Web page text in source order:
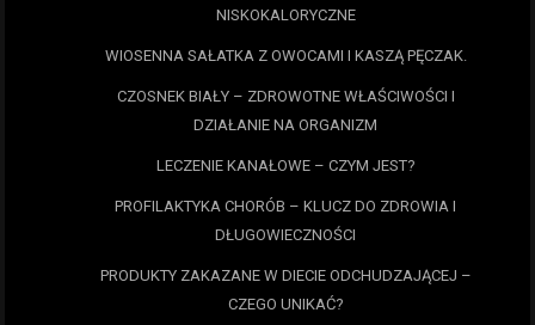
NISKOKALORYCZNE
WIOSENNA SAŁATKA Z OWOCAMI I KASZĄ PĘCZAK.
CZOSNEK BIAŁY – ZDROWOTNE WŁAŚCIWOŚCI I
DZIAŁANIE NA ORGANIZM
LECZENIE KANAŁOWE – CZYM JEST?
PROFILAKTYKA CHORÓB – KLUCZ DO ZDROWIA I
DŁUGOWIECZNOŚCI
PRODUKTY ZAKAZANE W DIECIE ODCHUDZAJĄCEJ –
CZEGO UNIKAĆ?